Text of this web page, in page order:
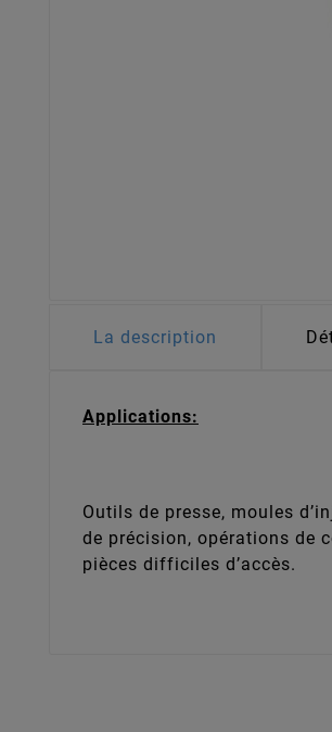
La description
Applications:
Outils de presse, moules
de précision, opérations de
pièces difficiles d’accès.